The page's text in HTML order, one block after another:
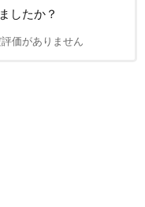
したか？
評価がありません